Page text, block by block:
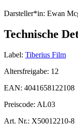
Darsteller*in: Ewan
Technische
Label: Tiberius Film
Altersfreigabe: 12
EAN: 4041658122108
Preiscode: AL03
Art. Nr.: X50012210-8